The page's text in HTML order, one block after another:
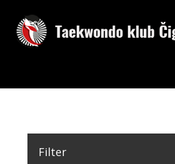
Filter